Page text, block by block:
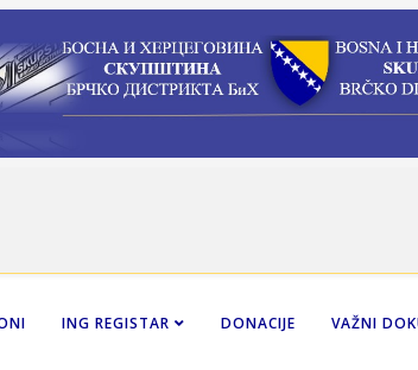
ING REGISTAR DONACIJE VAŽNI